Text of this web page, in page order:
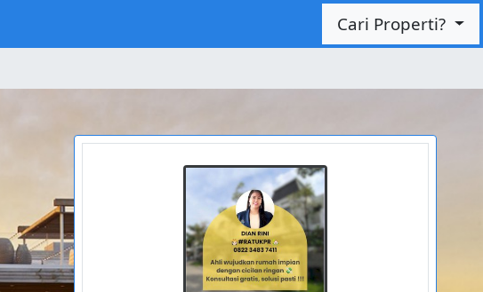
Cari Properti?